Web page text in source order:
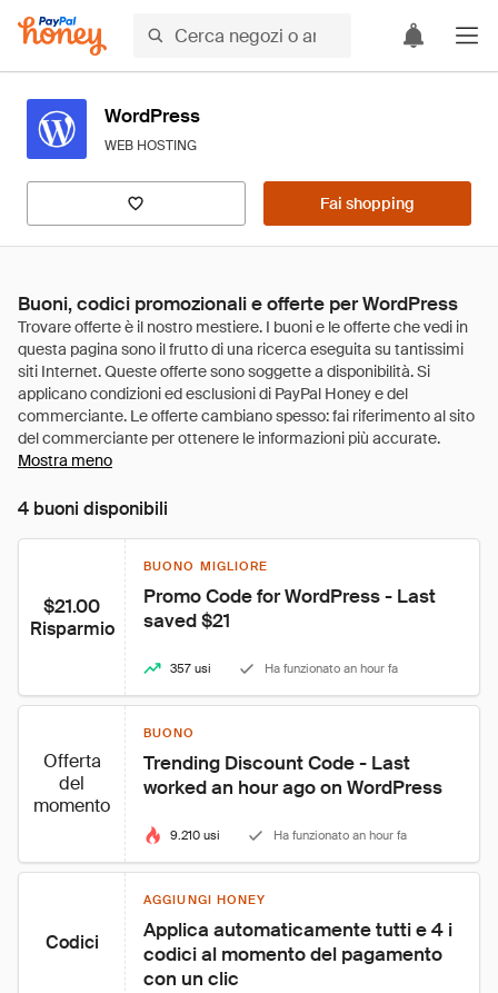
WordPress
WEB HOSTING
Fai shopping
Buoni, codici promozionali e offerte per WordPress
Mostra meno
4 buoni disponibili
$21.00
Risparmio
BUONO MIGLIORE
Promo Code for WordPress - Last
saved $21
357 usi Ha funzionato an hour fa
Offerta
del
momento
BUONO
Trending Discount Code - Last
worked an hour ago on WordPress
9.210 usi Ha funzionato an hour fa
Codici
AGGIUNGI HONEY
Applica automaticamente tutti e 4 i
codici al momento del pagamento
con un clic